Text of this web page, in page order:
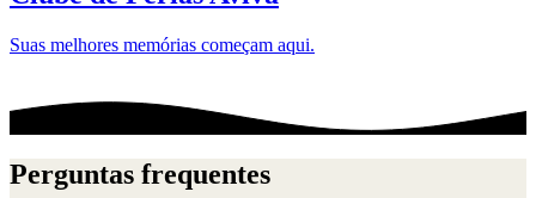
Suas melhores memórias começam aqui.
Perguntas frequentes